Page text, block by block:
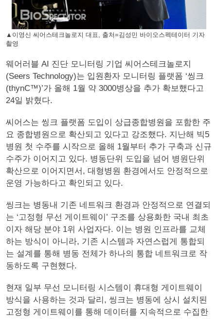
▲이영신 씨어스테크놀로지 대표, 출처=김성민 바이오스펙테이터 기자
촬영
웨어러블 AI 진단 모니터링 기업 씨어스테크놀로지
(Seers Technology)는 입원환자 모니터링 플랫폼 ‘씽크
(thynC™)’가 올해 1월 약 3000병상을 추가 확보했다고
24일 밝혔다.
씨어스는 씽크 플랫폼 도입이 상급종합병원을 포함한 주
요 종합병원으로 확산되고 있다고 강조했다. 지난해 빅5
병원 첫 수주를 시작으로 올해 1월부터 추가 구축과 신규
수주가 이어지고 있다. 병동단위 도입을 넘어 병원단위
확산으로 이어지면서, 대형병원 환경에서도 안정적으로
운영 가능하다고 확인되고 있다.
씽크는 병동내 기존 네트워크 환경과 안정적으로 연결되
는 ‘고정형 무선 게이트웨이’ 구조를 상용화한 국내 최초
이자 해당 분야 1위 사업자다. 이는 병원 인프라를 교체
하는 방식이 아니라, 기존 시스템과 자연스럽게 통합되
는 설계를 통해 병동 전체가 하나의 통합 네트워크로 작
동하도록 구현했다.
현재 일부 무선 모니터링 시스템이 휴대형 게이트웨이
방식을 사용하는 것과 달리, 씽크는 병동에 상시 설치된
고정형 게이트웨이를 통해 데이터를 지속적으로 수집한